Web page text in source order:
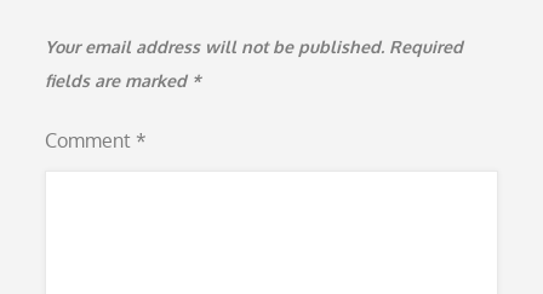
Your email address will not be published. Required
fields are marked *
Comment *